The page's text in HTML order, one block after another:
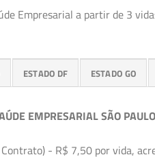
Empresarial a partir de 3
ESTADO DF ESTADO GO
EMPRESARIAL SÃO
Contrato) - R$ 7,50 por vida,